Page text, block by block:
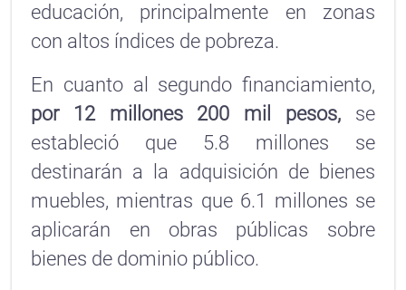
educación, principalmente en zonas
con altos índices de pobreza.
En cuanto al segundo financiamiento,
por 12 millones 200 mil pesos, se
estableció que 5.8 millones se
destinarán a la adquisición de bienes
muebles, mientras que 6.1 millones se
aplicarán en obras públicas sobre
bienes de dominio público.